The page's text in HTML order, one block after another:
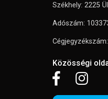
Székhely: 2225
Adószám:
Közösségi